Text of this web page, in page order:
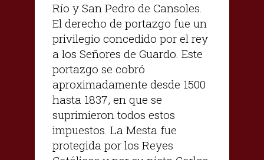
Río y San Pedro de Cansoles.
El derecho de portazgo fue un
privilegio concedido por el rey
a los Señores de Guardo. Este
portazgo se cobró
aproximadamente desde 1500
hasta 1837, en que se
suprimieron todos estos
impuestos. La Mesta fue
protegida por los Reyes